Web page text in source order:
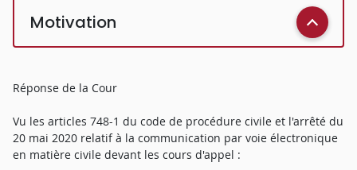
Motivation
Réponse de la Cour
Vu les articles 748-1 du code de procédure civile et l'arrêté du
20 mai 2020 relatif à la communication par voie électronique
en matière civile devant les cours d'appel :